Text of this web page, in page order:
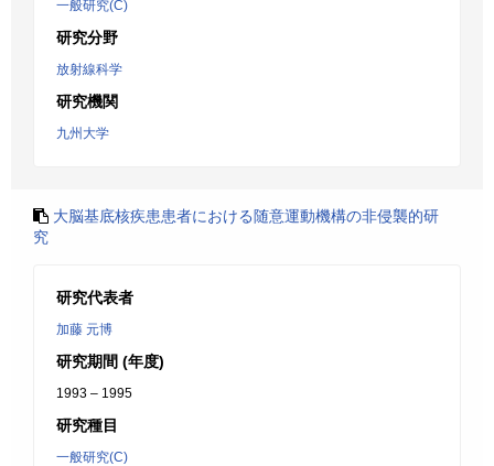
一般研究(C)
研究分野
放射線科学
研究機関
九州大学
大脳基底核疾患患者における随意運動機構の非侵襲的研
究
研究代表者
加藤 元博
研究期間 (年度)
1993 – 1995
研究種目
一般研究(C)